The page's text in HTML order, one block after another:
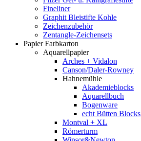
Fineliner
Graphit Bleistifte Kohle
Zeichenzubehör
Zentangle-Zeichensets
Papier Farbkarton
Aquarellpapier
Arches + Vidalon
Canson/Daler-Rowney
Hahnemühle
Akademieblocks
Aquarellbuch
Bogenware
echt Bütten Blocks
Montval + XL
Römerturm